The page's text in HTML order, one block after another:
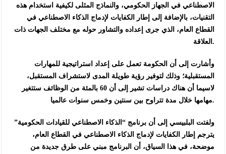
الاصطناعي في الجهاز الحكومي، والنماذج المثلى لكيفية استخدام هذه
التقنيات، بالإضافة إلى إطار الكفايات لإدماج الذكاء الاصطناعي في
القطاع العام، الذي جرى إعداده والتشاور حوله مع مختلف الجهات ذات
العلاقة.
وأشارت إلى أن الحكومة تعمل على إعداد استراتيجية للمهارات
المستقبلية؛ وذلك لتوفير رؤية طويلة المدى لاستشراف المستقبل،
لاسيما أن هناك دراسات تشير إلى أن 60 بالمئة من الوظائف ستتغير
مهامها خلال مدة تتراوح بين سنتين وخمس سنوات عالميا.
ولفتت البلبيسي إلى أن برنامج “الذكاء الاصطناعي للقيادات الحكومية”
يترجم إطار الكفايات لإدماج الذكاء الاصطناعي في القطاع العام،
موضحة، في هذا السياق، أن البرنامج مبني على طرق جديدة من